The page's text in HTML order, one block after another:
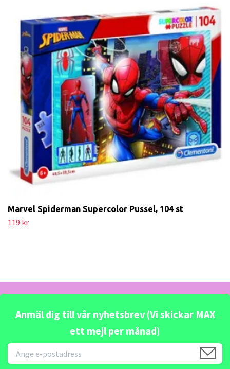
Marvel Spiderman Supercolor Pussel, 104 st
119 kr
Anmäl dig till vår nyhetsbrev (Vi skickar MAX
ett mejl per månad)